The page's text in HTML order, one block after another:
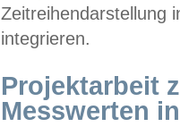
Zeitreihendarstellung
integrieren.
Projektarbeit
Messwerten